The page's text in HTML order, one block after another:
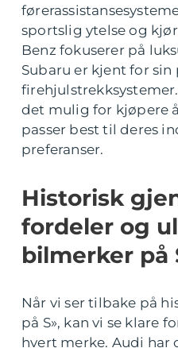
sportslig ytelse og
Benz fokuserer på
Subaru er kjent for
det mulig for kjøpere
passer best til deres
preferanser.
Historisk
fordeler og
bilmerker på
Når vi ser tilbake på
på S», kan vi se klare
hvert merke. Audi har